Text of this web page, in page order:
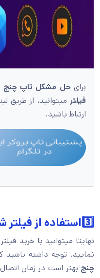
برایحل مشکل تاپ چنج
فیلترمیتوانید، از طریق
ارتباط باشید.
3️⃣استفاده از فیلتر شکن یا VPN
نهایتا میتوانید با خرید
نمایید. توجه داشته باشید
چنج